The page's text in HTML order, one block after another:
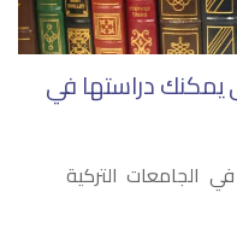
يمكنك دراستها في
الجامعات التركية